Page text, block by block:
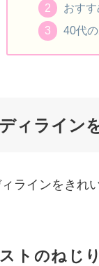
おす
40代
ィライン
ラインをきれ
トのねじ